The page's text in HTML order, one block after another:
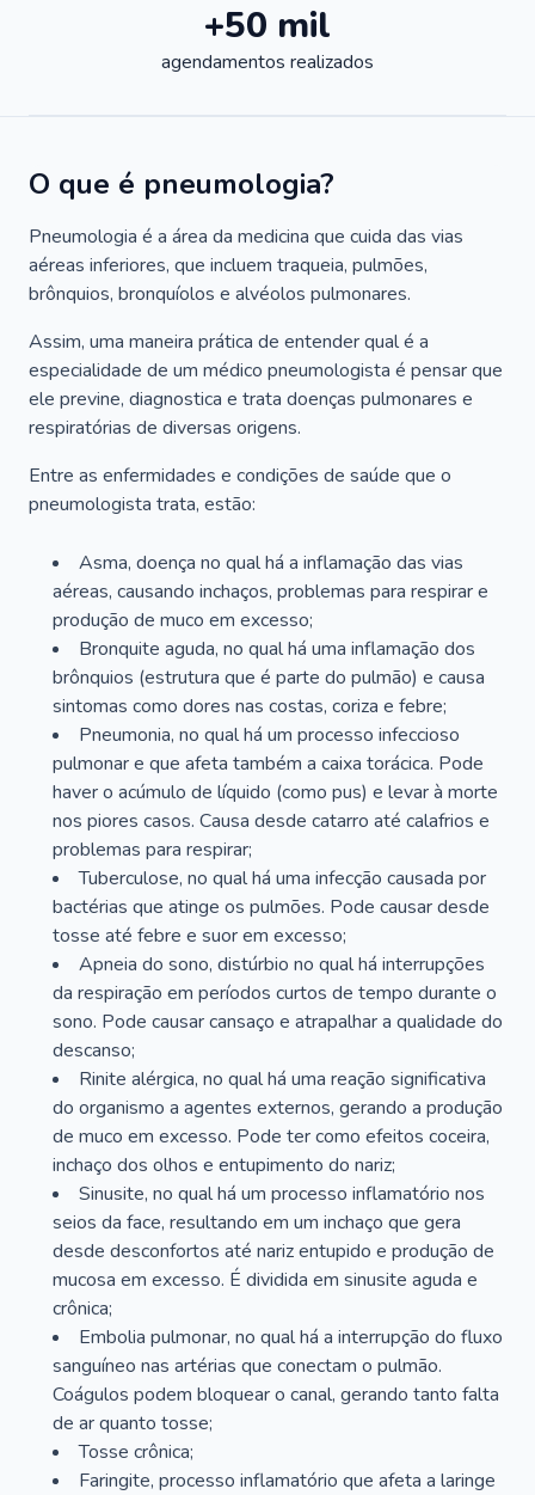
+50 mil
agendamentos realizados
O que é pneumologia?
Pneumologia é a área da medicina que cuida das vias
aéreas inferiores, que incluem traqueia, pulmões,
brônquios, bronquíolos e alvéolos pulmonares.
Assim, uma maneira prática de entender qual é a
especialidade de um médico pneumologista é pensar que
ele previne, diagnostica e trata doenças pulmonares e
respiratórias de diversas origens.
Entre as enfermidades e condições de saúde que o
pneumologista trata, estão:
Asma, doença no qual há a inflamação das vias
aéreas, causando inchaços, problemas para respirar e
produção de muco em excesso;
Bronquite aguda, no qual há uma inflamação dos
brônquios (estrutura que é parte do pulmão) e causa
sintomas como dores nas costas, coriza e febre;
Pneumonia, no qual há um processo infeccioso
pulmonar e que afeta também a caixa torácica. Pode
haver o acúmulo de líquido (como pus) e levar à morte
nos piores casos. Causa desde catarro até calafrios e
problemas para respirar;
Tuberculose, no qual há uma infecção causada por
bactérias que atinge os pulmões. Pode causar desde
tosse até febre e suor em excesso;
Apneia do sono, distúrbio no qual há interrupções
da respiração em períodos curtos de tempo durante o
sono. Pode causar cansaço e atrapalhar a qualidade do
descanso;
Rinite alérgica, no qual há uma reação significativa
do organismo a agentes externos, gerando a produção
de muco em excesso. Pode ter como efeitos coceira,
inchaço dos olhos e entupimento do nariz;
Sinusite, no qual há um processo inflamatório nos
seios da face, resultando em um inchaço que gera
desde desconfortos até nariz entupido e produção de
mucosa em excesso. É dividida em sinusite aguda e
crônica;
Embolia pulmonar, no qual há a interrupção do fluxo
sanguíneo nas artérias que conectam o pulmão.
Coágulos podem bloquear o canal, gerando tanto falta
de ar quanto tosse;
Tosse crônica;
Faringite, processo inflamatório que afeta a laringe